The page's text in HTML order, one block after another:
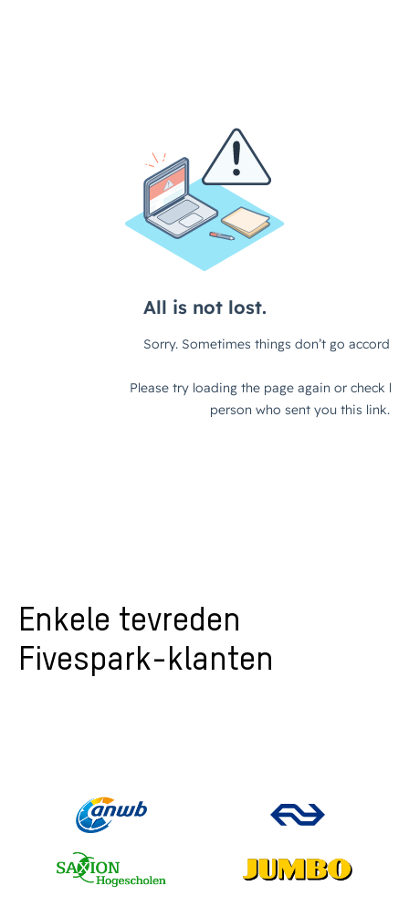
Enkele tevreden
Fivespark-klanten